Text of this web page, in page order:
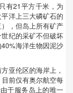
有21平方千米，为
洋上三大磷矿石的
，但岛上所有矿产
纪的采矿不但破坏
海洋生物因泥沙
亚伦区的海岸上，
前仅有奥尔航空每
于服务岛上的唯一